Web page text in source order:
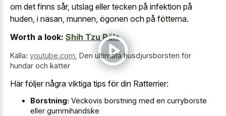
om det finns sår, utslag eller tecken på infektion på
huden, i näsan, munnen, ögonen och på fötterna.
Worth a look: Shih Tzu Päls
Källa: youtube.com Den ultimata husdjursborsten för
hundar och katter
Här följer några viktiga tips för din Ratterrier:
Borstning: Veckovis borstning med en curryborste
eller gummihandske